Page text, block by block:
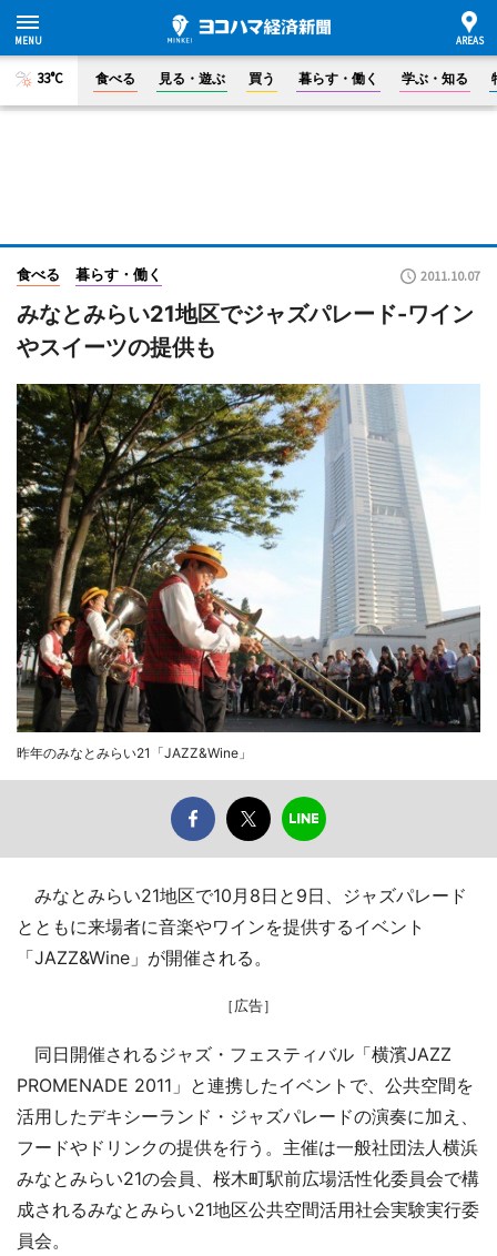
33°C 食べる 見る・遊ぶ 買う 暮らす・働く 学ぶ・知る
食べる 暮らす・働く 2011.10.07
みなとみらい21地区でジャズパレード-ワイン
やスイーツの提供も
昨年のみなとみらい21「JAZZ&Wine」
みなとみらい21地区で10月8日と9日、ジャズパレード
とともに来場者に音楽やワインを提供するイベント
「JAZZ&Wine」が開催される。
［広告］
同日開催されるジャズ・フェスティバル「横濱JAZZ
PROMENADE 2011」と連携したイベントで、公共空間を
活用したデキシーランド・ジャズパレードの演奏に加え、
フードやドリンクの提供を行う。主催は一般社団法人横浜
みなとみらい21の会員、桜木町駅前広場活性化委員会で構
成されるみなとみらい21地区公共空間活用社会実験実行委
員会。